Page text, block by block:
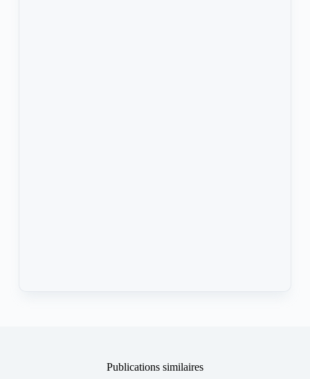
Publications similaires